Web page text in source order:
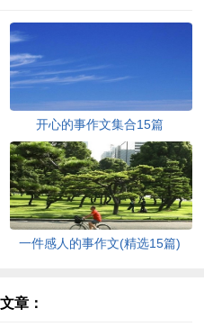
开心的事作文集合15篇
一件感人的事作文(精选15篇)
章：